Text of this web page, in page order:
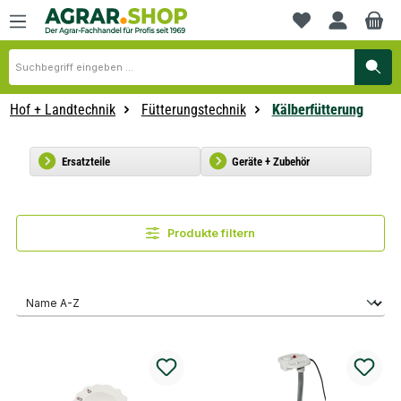
springen
Du hast 0
Hof + Landtechnik Fütterungstechnik Kälberfütterung
Ersatzteile Geräte + Zubehör
Produkte filtern